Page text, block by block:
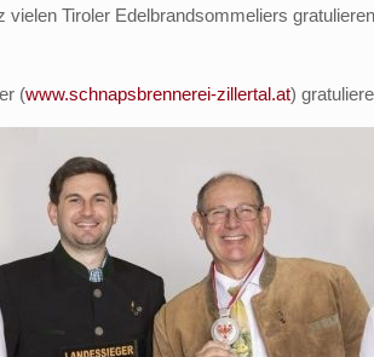
Tiroler Edelbrandsommeliers
(www.schnapsbrennerei-zillertal.at)